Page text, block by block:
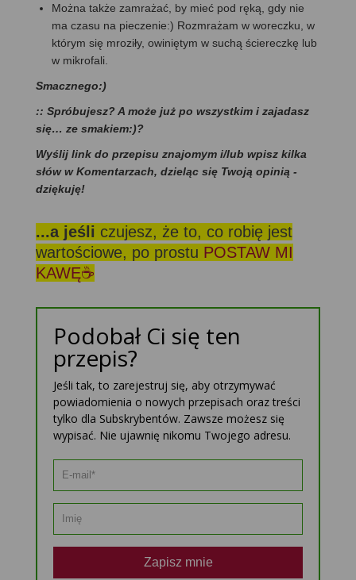
Można także zamrażać, by mieć pod ręką, gdy nie
ma czasu na pieczenie:) Rozmrażam w woreczku, w
którym się mroziły, owiniętym w suchą ściereczkę lub
w mikrofali.
Smacznego:)
:: Spróbujesz? A może już po wszystkim i zajadasz
się… ze smakiem:)?
Wyślij link do przepisu znajomym i/lub wpisz kilka
słów w Komentarzach, dzieląc się Twoją opinią -
dziękuję!
...a jeśli czujesz, że to, co robię jest
wartościowe, po prostu POSTAW MI
KAWĘ☕
Podobał Ci się ten
przepis?
Jeśli tak, to zarejestruj się, aby otrzymywać
powiadomienia o nowych przepisach oraz treści
tylko dla Subskrybentów. Zawsze możesz się
wypisać. Nie ujawnię nikomu Twojego adresu.
Zapisz mnie